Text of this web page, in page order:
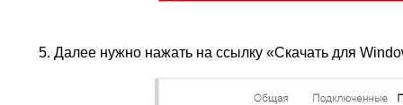
Далее нужно нажать на ссылку «Скачать для